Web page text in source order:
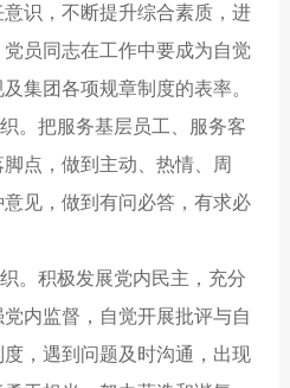
识，不断提升综合素质，进
员同志在工作中要成为自觉
集团各项规章制度的表率。
。把服务基层员工、服务客
点，做到主动、热情、周
见，做到有问必答，有求必
。积极发展党内民主，充分
内监督，自觉开展批评与自
，遇到问题及时沟通，出现